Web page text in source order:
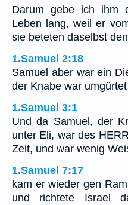
Darum gebe ich ihm
Leben lang, weil er
sie beteten daselbst
1.Samuel 2:18
Samuel aber war ein
der Knabe war
1.Samuel 3:1
Und da Samuel, der
unter Eli, war des
Zeit, und war wenig
1.Samuel 7:17
kam er wieder gen
und richtete Israel